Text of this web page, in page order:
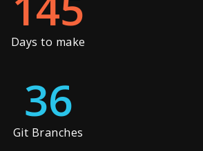
Days to make
36
Git Branches